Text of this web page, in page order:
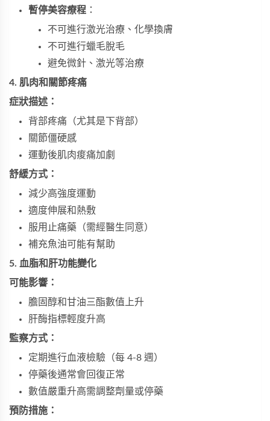
暫停美容療程 ：
不可進行激光治療、化學換膚
不可進行蠟毛脫毛
避免微針、激光等治療
4. 肌肉和關節疼痛
症狀描述：
背部疼痛（尤其是下背部）
關節僵硬感
運動後肌肉痠痛加劇
舒緩方式：
減少高強度運動
適度伸展和熱敷
服用止痛藥（需經醫生同意）
補充魚油可能有幫助
5. 血脂和肝功能變化
可能影響：
膽固醇和甘油三酯數值上升
肝酶指標輕度升高
監察方式：
定期進行血液檢驗（每 4-8 週）
停藥後通常會回復正常
數值嚴重升高需調整劑量或停藥
預防措施：